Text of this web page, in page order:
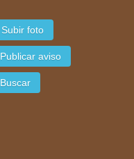
Subir foto
Publicar aviso
Buscar